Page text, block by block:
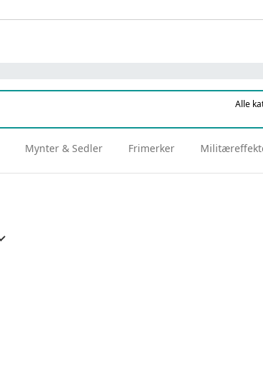
Mynter & Sedler Frimerker